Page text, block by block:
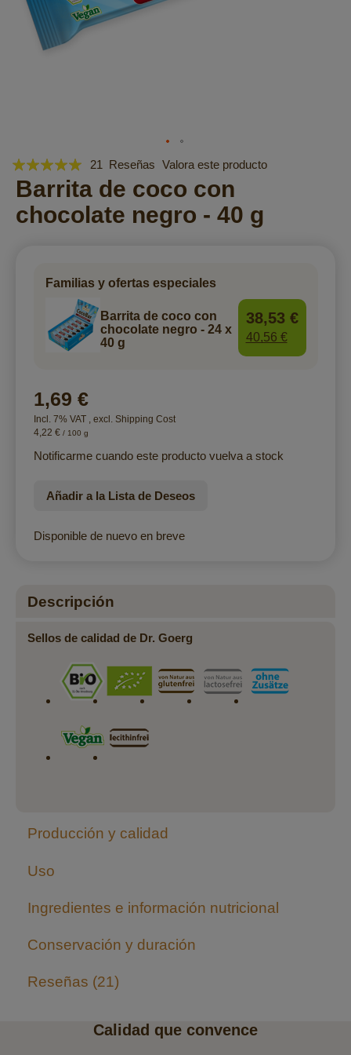
Saltar
al
comienzo
de
la
imágenes
Valoración:
98
% of100
21 Reseñas Valora este producto
Barrita de coco con
chocolate negro - 40 g
Familias y ofertas especiales
Barrita de coco con
chocolate negro - 24 x
40 g
38,53 €
40,56 €
1,69 €
Incl. 7% VAT excl. Shipping Cost
4,22 €/ 100 g
Notificarme cuando este producto vuelva a stock
Añadir a la Lista de Deseos
Disponible de nuevo en breve
Descripción
Sellos de calidad de Dr. Goerg
Producción y calidad
Uso
Ingredientes e información nutricional
Conservación y duración
Reseñas 21
Calidad que convence